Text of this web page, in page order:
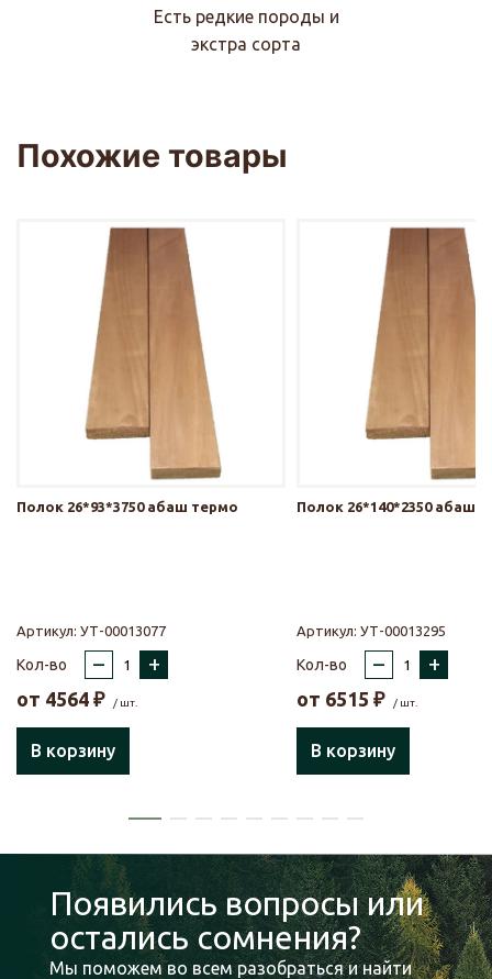
Есть редкие породы и
экстра сорта
Похожие товары
Полок 26*93*3750 абаш термо
Артикул: УТ-00013077
Кол-во – +
от 4564 ₽ / шт.
В корзину
Полок 26*140*2350 абаш
Артикул: УТ-00013295
Кол-во – +
от 6515 ₽ / шт.
В корзину
Появились вопросы или
остались сомнения?
Мы поможем во всем разобраться и найти